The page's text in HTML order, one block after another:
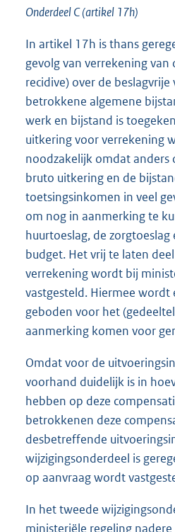
Onderdeel C (artikel 17h)
In artikel 17h is thans
gevolg van verrekening
recidive) over de
betrokkene algemene
werk en bijstand is
uitkering voor verrekening
noodzakelijk omdat anders
bruto uitkering en de
toetsingsinkomen in veel
om nog in aanmerking te
huurtoeslag, de
budget. Het vrij te laten
verrekening wordt bij
vastgesteld. Hiermee wordt
geboden voor het
aanmerking komen voor
Omdat voor de
voorhand duidelijk is in
hebben op deze
betrokkenen deze
desbetreffende
wijzigingsonderdeel is
op aanvraag wordt
In het tweede
ministeriële regeling